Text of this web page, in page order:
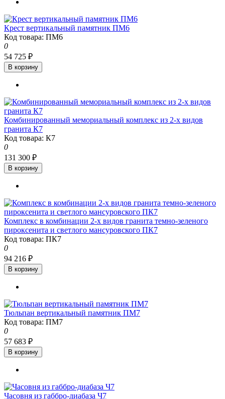
Крест вертикальный памятник ПМ6
Код товара: ПМ6
0
54 725 ₽
В корзину
Комбинированный мемориальный комплекс из 2-х видов
гранита К7
Код товара: К7
0
131 300 ₽
В корзину
Комплекс в комбинации 2-х видов гранита темно-зеленого
пироксенита и светлого мансуровского ПК7
Код товара: ПК7
0
94 216 ₽
В корзину
Тюльпан вертикальный памятник ПМ7
Код товара: ПМ7
0
57 683 ₽
В корзину
Часовня из габбро-диабаза Ч7